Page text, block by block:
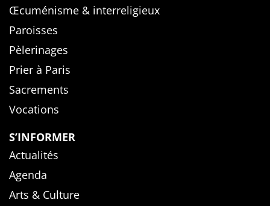
Œcuménisme & interreligieux
Paroisses
Pèlerinages
Prier à Paris
Sacrements
Vocations
S’INFORMER
Actualités
Agenda
Arts & Culture